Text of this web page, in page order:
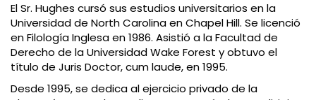
El Sr. Hughes cursó sus estudios universitarios en la
Universidad de North Carolina en Chapel Hill. Se licenció
en Filología Inglesa en 1986. Asistió a la Facultad de
Derecho de la Universidad Wake Forest y obtuvo el
título de Juris Doctor, cum laude, en 1995.
Desde 1995, se dedica al ejercicio privado de la